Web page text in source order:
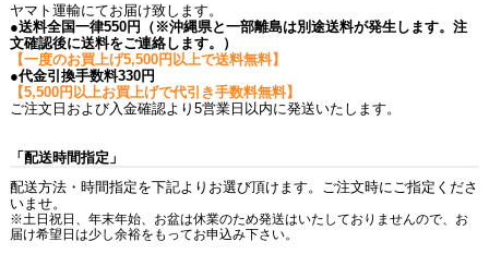
ヤマト運輸にてお届け致します。
●送料全国一律550円（※沖縄県と一部離島は別途送料が発生します。注
文確認後に送料をご連絡します。）
【一度のお買上げ5,500円以上で送料無料】
●代金引換手数料330円
【5,500円以上お買上げで代引き手数料無料】
ご注文日および入金確認より5営業日以内に発送いたします。
「配送時間指定」
配送方法・時間指定を下記よりお選び頂けます。ご注文時にご指定くださ
いませ。
※土日祝日、年末年始、お盆は休業のため発送はいたしておりませんので、お
届け希望日は少し余裕をもってお申込み下さい。